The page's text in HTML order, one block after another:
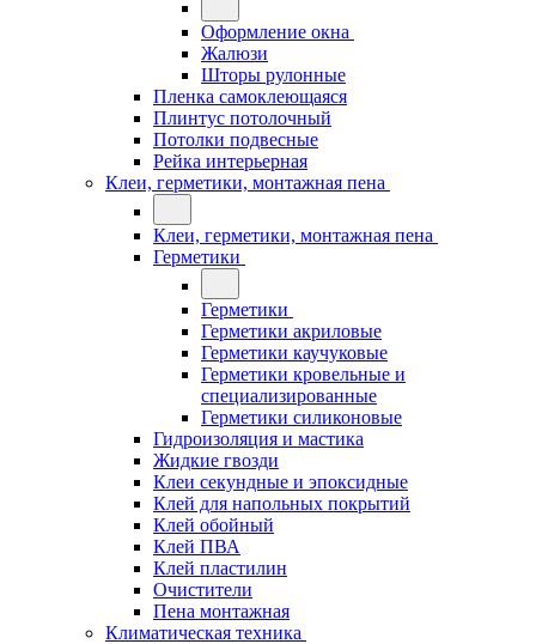
Оформление окна
Жалюзи
Шторы рулонные
Пленка самоклеющаяся
Плинтус потолочный
Потолки подвесные
Рейка интерьерная
Клеи, герметики, монтажная пена
Клеи, герметики, монтажная пена
Герметики
Герметики
Герметики акриловые
Герметики каучуковые
Герметики кровельные и
специализированные
Герметики силиконовые
Гидроизоляция и мастика
Жидкие гвозди
Клеи секундные и эпоксидные
Клей для напольных покрытий
Клей обойный
Клей ПВА
Клей пластилин
Очистители
Пена монтажная
Климатическая техника